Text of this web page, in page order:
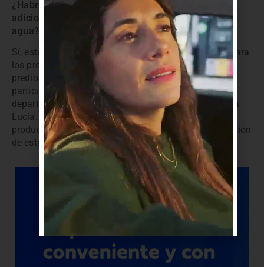
¿Habrá alguna modificación, algún incentivo
adicional para quienes contemplan la gestión del
agua?
Sí, estamos impulsando exoneraciones impositivas para
los productores que se alineen en la gestión de sus
predios, en lo que es el cuidado y la recuperación en
particular del monte nativo asociado a todo el
departamento, pero en particular a la cuenca de Santa
Lucía. Así que ya se lo hemos presentado a los
productores y estamos en pleno proceso de construcción
de esta línea de trabajo.